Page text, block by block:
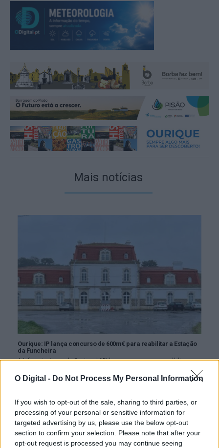
O Digital - Do Not Process My Personal Information
If you wish to opt-out of the sale, sharing to third parties, or
processing of your personal or sensitive information for
targeted advertising by us, please use the below opt-out
section to confirm your selection. Please note that after your
opt-out request is processed you may continue seeing
Mais notícias
Ourique: IP lança concurso de 600m€ para reabilitar a Estação
da Funcheira
A Infraestruturas de Portugal (IP) lançou um concurso público
7 Agosto, 2026 - 19:30